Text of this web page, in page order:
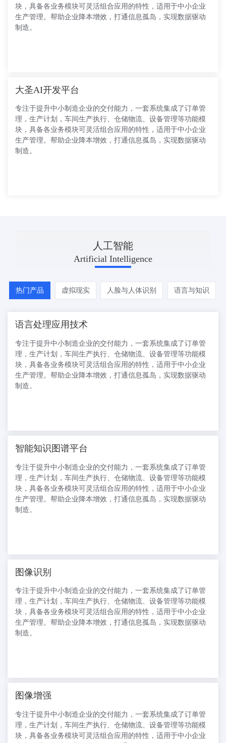
块，具备各业务模块可灵活组合应用的特性，适用于中小企业
生产管理。帮助企业降本增效，打通信息孤岛，实现数据驱动
制造。
大圣AI开发平台
专注于提升中小制造企业的交付能力，一套系统集成了订单管
理，生产计划，车间生产执行、仓储物流、设备管理等功能模
块，具备各业务模块可灵活组合应用的特性，适用于中小企业
生产管理。帮助企业降本增效，打通信息孤岛，实现数据驱动
制造。
INTELLIGENCE
人工智能
Artificial Intelligence
热门产品 虚拟现实 人脸与人体识别 语言与知识
语言处理应用技术
专注于提升中小制造企业的交付能力，一套系统集成了订单管
理，生产计划，车间生产执行、仓储物流、设备管理等功能模
块，具备各业务模块可灵活组合应用的特性，适用于中小企业
生产管理。帮助企业降本增效，打通信息孤岛，实现数据驱动
制造。
智能知识图谱平台
专注于提升中小制造企业的交付能力，一套系统集成了订单管
理，生产计划，车间生产执行、仓储物流、设备管理等功能模
块，具备各业务模块可灵活组合应用的特性，适用于中小企业
生产管理。帮助企业降本增效，打通信息孤岛，实现数据驱动
制造。
图像识别
专注于提升中小制造企业的交付能力，一套系统集成了订单管
理，生产计划，车间生产执行、仓储物流、设备管理等功能模
块，具备各业务模块可灵活组合应用的特性，适用于中小企业
生产管理。帮助企业降本增效，打通信息孤岛，实现数据驱动
制造。
图像增强
专注于提升中小制造企业的交付能力，一套系统集成了订单管
理，生产计划，车间生产执行、仓储物流、设备管理等功能模
块，具备各业务模块可灵活组合应用的特性，适用于中小企业